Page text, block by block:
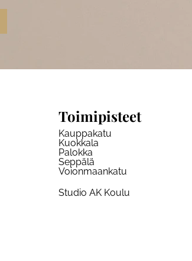
Toimipisteet
Kauppakatu
Kuokkala
Palokka
Seppälä
Voionmaankatu
Studio AK Koulu